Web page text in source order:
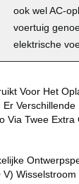
ook wel AC-
voertuig
elektrische
Voor Het
Twee